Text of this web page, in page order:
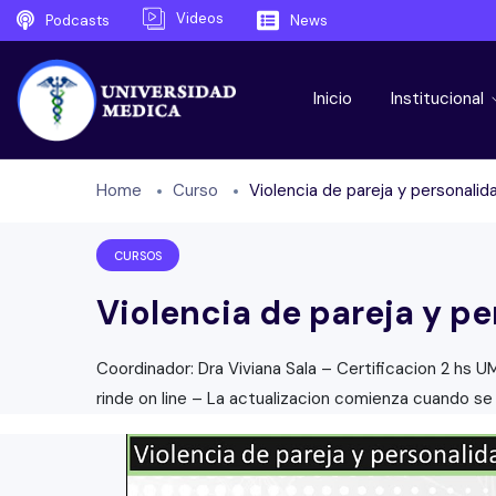
Podcasts Videos News
Inicio Institucional
Home Curso Violencia de pareja y
CURSOS
Violencia de pareja y
Coordinador: Dra Viviana Sala – Certificacion 2 hs
rinde on line – La actualizacion comienza cuando